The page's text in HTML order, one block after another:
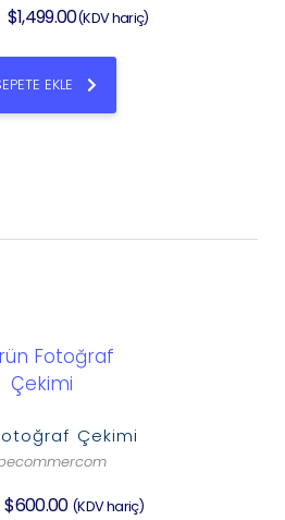
$1,499.00(KDV hariç)
EKLE
Çekimi
$600.00 (KDV hariç)